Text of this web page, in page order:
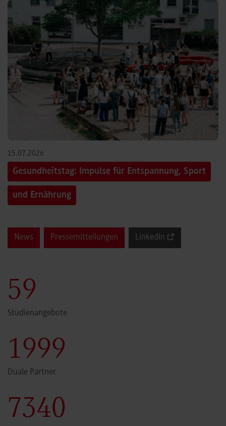
15.07.2026
Gesundheitstag: Impulse für Entspannung, Sport
und Ernährung
News Pressemitteilungen LinkedIn
60
Studienangebote
2000
Duale Partner
7341